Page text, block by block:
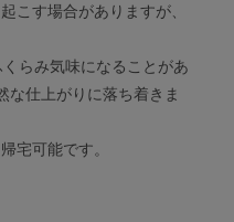
こす場合がありますが、
らみ気味になることがあ
な仕上がりに落ち着きま
宅可能です。